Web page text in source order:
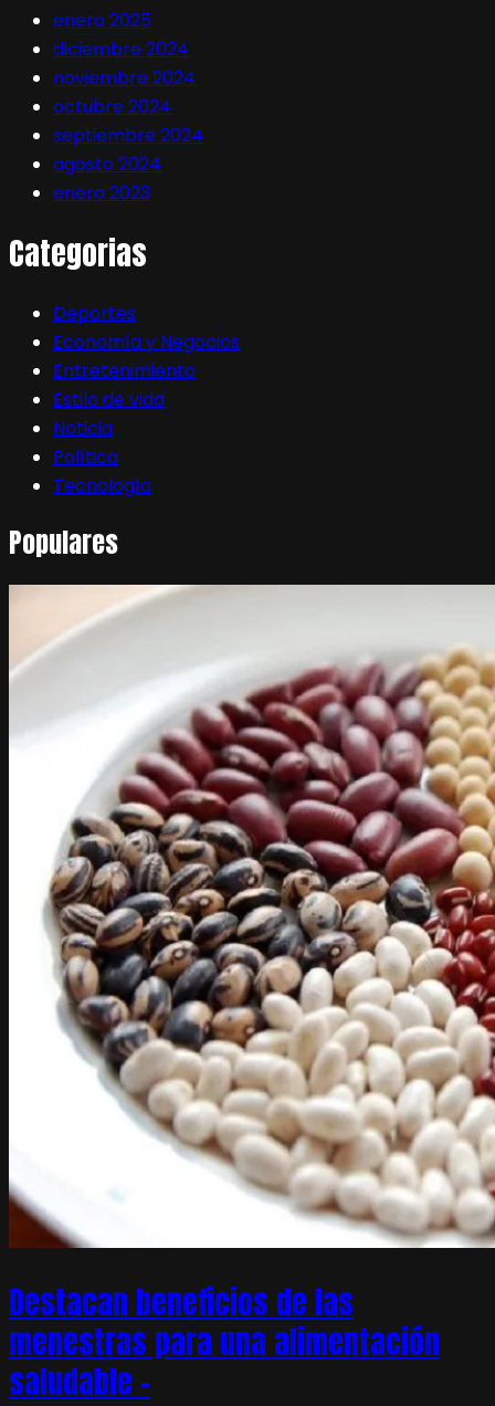
enero 2025
diciembre 2024
noviembre 2024
octubre 2024
septiembre 2024
agosto 2024
enero 2023
Categorias
Deportes
Economía y Negocios
Entretenimiento
Estilo de vida
Noticia
Política
Tecnología
Populares
Destacan beneficios de las
menestras para una alimentación
saludable –